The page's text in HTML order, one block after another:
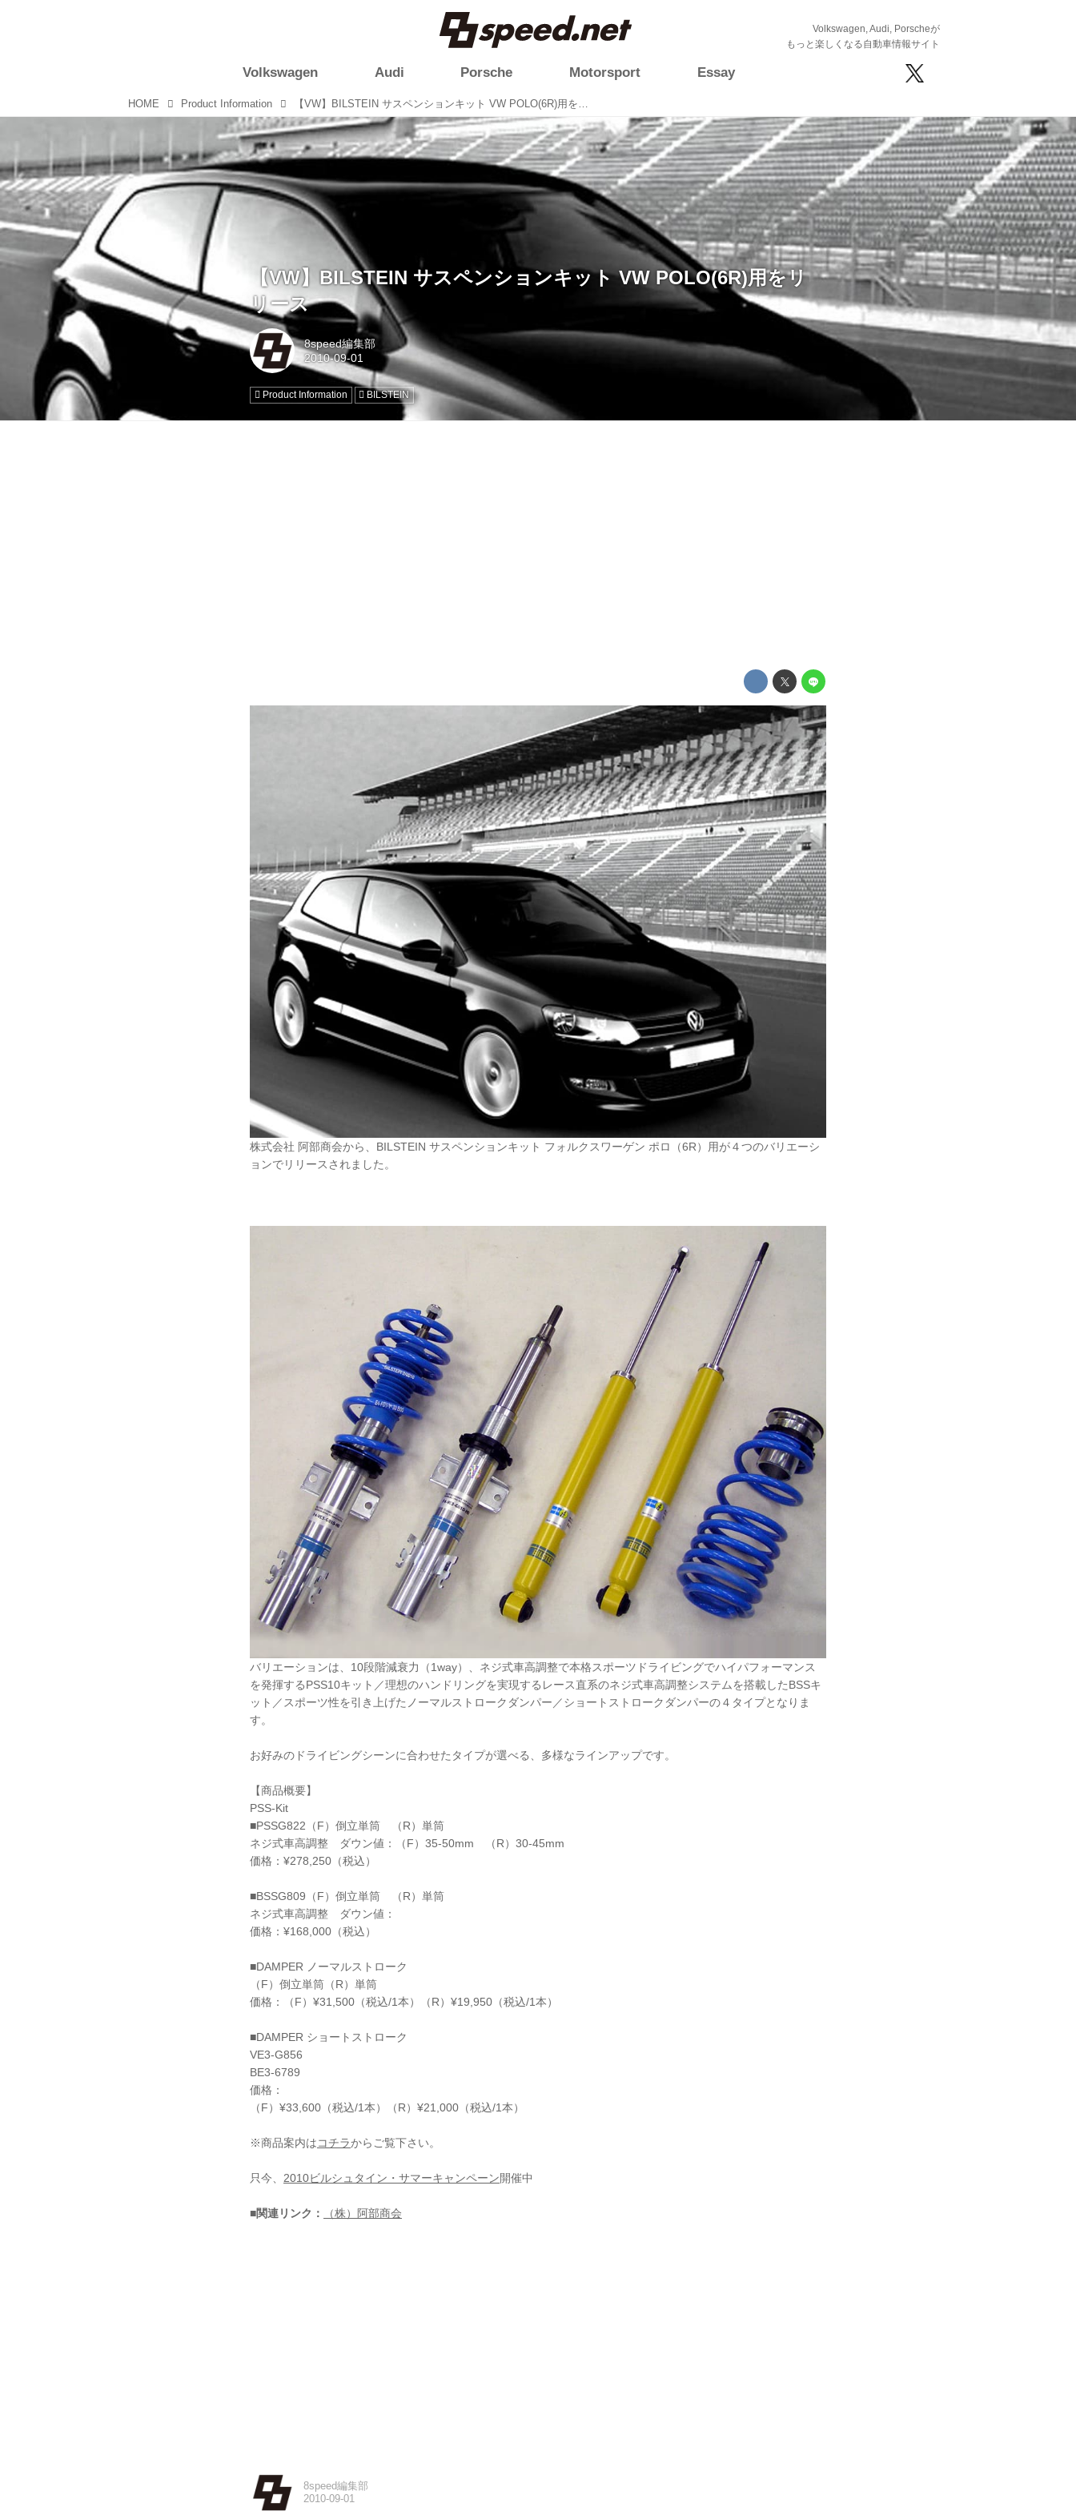
Volkswagen, Audi, Porscheが
もっと楽しくなる自動車情報サイト
Volkswagen Audi Porsche Motorsport Essay
HOME Product Information 【VW】BILSTEIN サスペンションキット VW POLO(6R)用をリリース
【VW】BILSTEIN サスペンションキット VW POLO(6R)用をリ
リース
8speed編集部
Product Information BILSTEIN
株式会社 阿部商会から、BILSTEIN サスペンションキット フォルクスワーゲン ポロ（6R）用が４つのバリエーシ
ョンでリリースされました。
バリエーションは、10段階減衰力（1way）、ネジ式車高調整で本格スポーツドライビングでハイパフォーマンス
を発揮するPSS10キット／理想のハンドリングを実現するレース直系のネジ式車高調整システムを搭載したBSSキ
ット／スポーツ性を引き上げたノーマルストロークダンパー／ショートストロークダンパーの４タイプとなりま
す。
お好みのドライビングシーンに合わせたタイプが選べる、多様なラインアップです。
【商品概要】
PSS-Kit
■PSSG822（F）倒立単筒 （R）単筒
ネジ式車高調整 ダウン値：（F）35-50mm （R）30-45mm
価格：¥278,250（税込）
■BSSG809（F）倒立単筒 （R）単筒
ネジ式車高調整 ダウン値：
価格：¥168,000（税込）
■DAMPER ノーマルストローク
（F）倒立単筒（R）単筒
価格：（F）¥31,500（税込/1本）（R）¥19,950（税込/1本）
■DAMPER ショートストローク
VE3-G856
BE3-6789
価格：
（F）¥33,600（税込/1本）（R）¥21,000（税込/1本）
※商品案内はコチラからご覧下さい。
只今、 2010ビルシュタイン・サマーキャンペーン開催中
■関連リンク： （株）阿部商会
8speed編集部